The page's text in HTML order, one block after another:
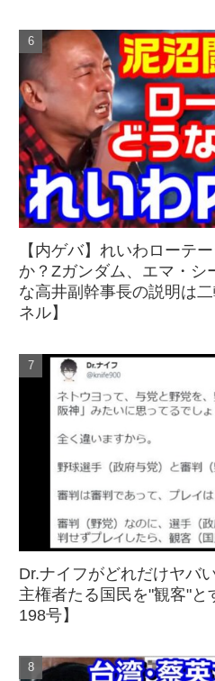
【内ゲバ】れいわローテ
か？Zガンダム、エマ・シ
な高井副幹事長の説明は
ネル】
Dr.ナイフがどれだけヤバ
主権者たる国民を"観客"と
198号】